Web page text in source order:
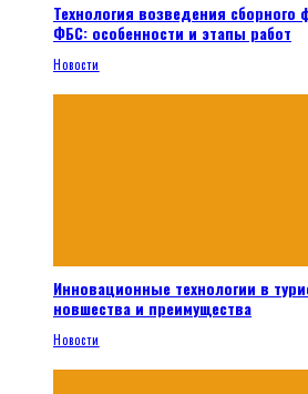
Технология возведения сборного
ФБС: особенности и этапы работ
Новости
Инновационные технологии в
новшества и преимущества
Новости